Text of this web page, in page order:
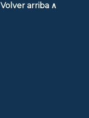
Volver arriba ∧